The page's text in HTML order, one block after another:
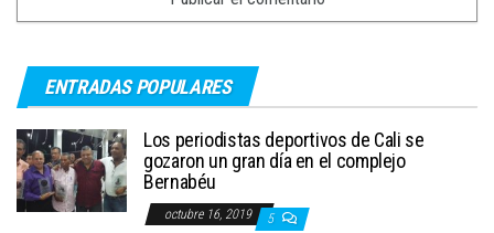
ENTRADAS POPULARES
Los periodistas deportivos de Cali se
gozaron un gran día en el complejo
Bernabéu
octubre 16, 2019 5